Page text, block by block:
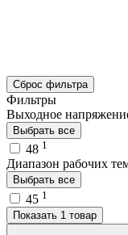
Сброс фильтра
Фильтры
Выходное
Выбрать все
48 1
Диапазон рабочих
Выбрать все
45 1
Показать 1 товар